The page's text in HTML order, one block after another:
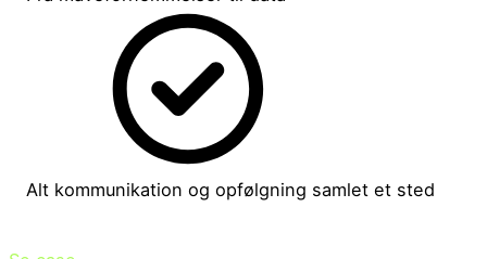
Alt kommunikation og opfølgning samlet et sted